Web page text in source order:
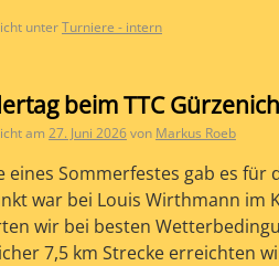
unterTurniere - intern
beim TTC Gürzenich
am 27. Juni 2026von Markus Roeb
eines Sommerfestes gab es
war bei Louis Wirthmann im
wir bei besten
7,5 km Strecke erreichten